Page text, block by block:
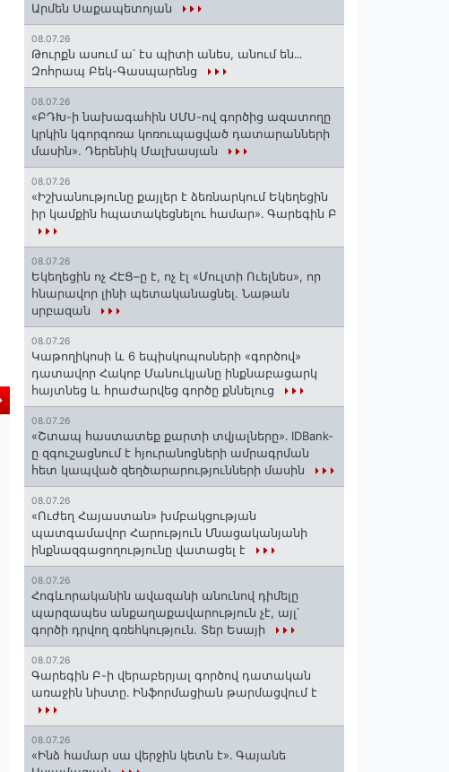
Արմեն Սաքապետոյան
08.07.26
Թուրքն ասում ա՝ էս պիտի անես, անում են․․․
Զոհրապ Բեկ-Գասպարենց
08.07.26
«ԲԴԽ-ի նախագահին ՍՄՍ-ով գործից ազատողը
կրկին կգորգոռա կոռուպացված դատարանների
մասին». Դերենիկ Մալխասյան
08.07.26
«Իշխանությունը քայլեր է ձեռնարկում Եկեղեցին
իր կամքին հպատակեցնելու համար»․ Գարեգին Բ
08.07.26
Եկեղեցին ոչ ՀԷՑ–ը է, ոչ էլ «Մուլտի Ուելնես», որ
հնարավոր լինի պետականացնել. Նաթան
սրբազան
08.07.26
️Կաթողիկոսի և 6 եպիսկոպոսների «գործով»
դատավոր Հակոբ Մանուկյանը ինքնաբացարկ
հայտնեց և հրաժարվեց գործը քննելուց
08.07.26
«Շտապ հաստատեք քարտի տվյալները»․ IDBank-
ը զգուշացնում է հյուրանոցների ամրագրման
հետ կապված զեղծարարությունների մասին
08.07.26
«Ուժեղ Հայաստան» խմբակցության
պատգամավոր Հարություն Մնացականյանի
ինքնազգացողությունը վատացել է
08.07.26
Հոգևորականին ավազանի անունով դիմելը
պարզապես անքաղաքավարություն չէ, այլ՝
գործի դրվող գռեհկություն. Տեր Եսայի
08.07.26
Գարեգին Բ-ի վերաբերյալ գործով դատական
առաջին նիստը․ Ինֆորմացիան թարմացվում է
08.07.26
«Ինձ համար սա վերջին կետն է»․ Գայանե